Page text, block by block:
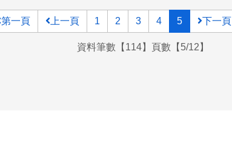
第一頁 上一頁 1 2 3 4 5 下一頁
資料筆數【114】頁數【5/12】